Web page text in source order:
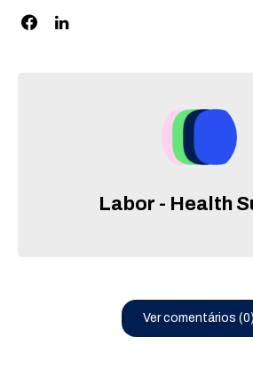
Labor - Health
Ver comentários (0)